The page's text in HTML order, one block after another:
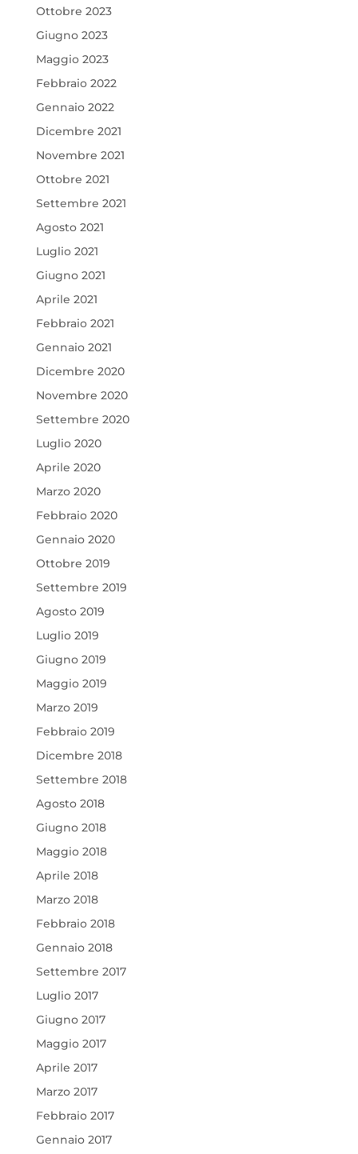
Ottobre 2023
Giugno 2023
Maggio 2023
Febbraio 2022
Gennaio 2022
Dicembre 2021
Novembre 2021
Ottobre 2021
Settembre 2021
Agosto 2021
Luglio 2021
Giugno 2021
Aprile 2021
Febbraio 2021
Gennaio 2021
Dicembre 2020
Novembre 2020
Settembre 2020
Luglio 2020
Aprile 2020
Marzo 2020
Febbraio 2020
Gennaio 2020
Ottobre 2019
Settembre 2019
Agosto 2019
Luglio 2019
Giugno 2019
Maggio 2019
Marzo 2019
Febbraio 2019
Dicembre 2018
Settembre 2018
Agosto 2018
Giugno 2018
Maggio 2018
Aprile 2018
Marzo 2018
Febbraio 2018
Gennaio 2018
Settembre 2017
Luglio 2017
Giugno 2017
Maggio 2017
Aprile 2017
Marzo 2017
Febbraio 2017
Gennaio 2017